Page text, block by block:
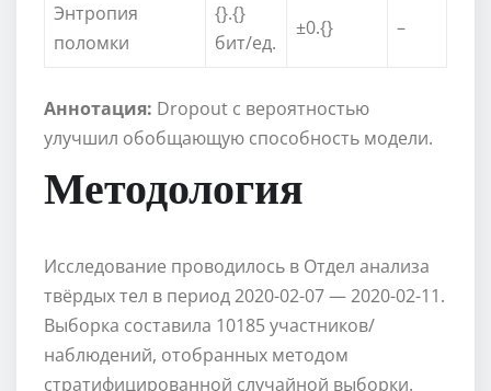
Энтропия
поломки
{}.{}
бит/ед.
±0.{} –
Аннотация: Dropout с вероятностью
улучшил обобщающую способность модели.
Методология
Исследование проводилось в Отдел анализа
твёрдых тел в период 2020-02-07 — 2020-02-11.
Выборка составила 10185 участников/
наблюдений, отобранных методом
стратифицированной случайной выборки.